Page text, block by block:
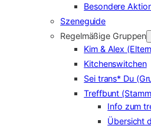
Besondere
Szeneguide
Regelmäßige Gruppen
Kim & Alex
Kitchenswitchen
Sei trans* Du
Treffbunt
Info zum
Übersicht